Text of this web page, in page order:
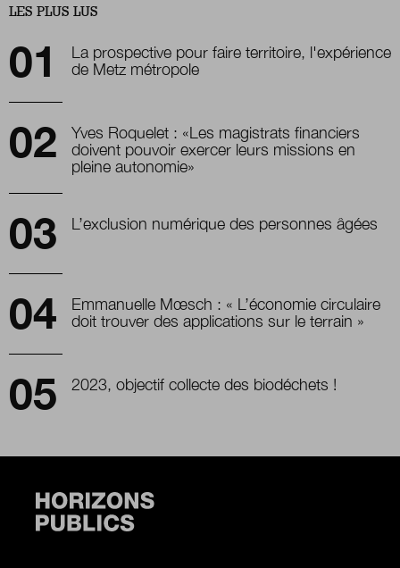
LES PLUS LUS
La prospective pour faire territoire, l'expérience
de Metz métropole
Yves Roquelet : «Les magistrats financiers
doivent pouvoir exercer leurs missions en
pleine autonomie»
L’exclusion numérique des personnes âgées
Emmanuelle Mœsch : « L’économie circulaire
doit trouver des applications sur le terrain »
2023, objectif collecte des biodéchets !